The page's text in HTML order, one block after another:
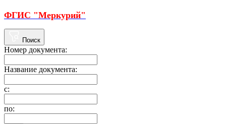
ФГИС "Меркурий"
Поиск
Номер документа:
Название документа:
с:
по: